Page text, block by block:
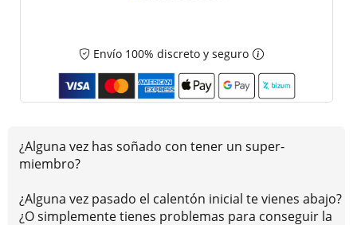
Envío 100% discreto y seguro
¿Alguna vez has soñado con tener un super-
miembro?
¿Alguna vez pasado el calentón inicial te vienes abajo?
¿O simplemente tienes problemas para conseguir la